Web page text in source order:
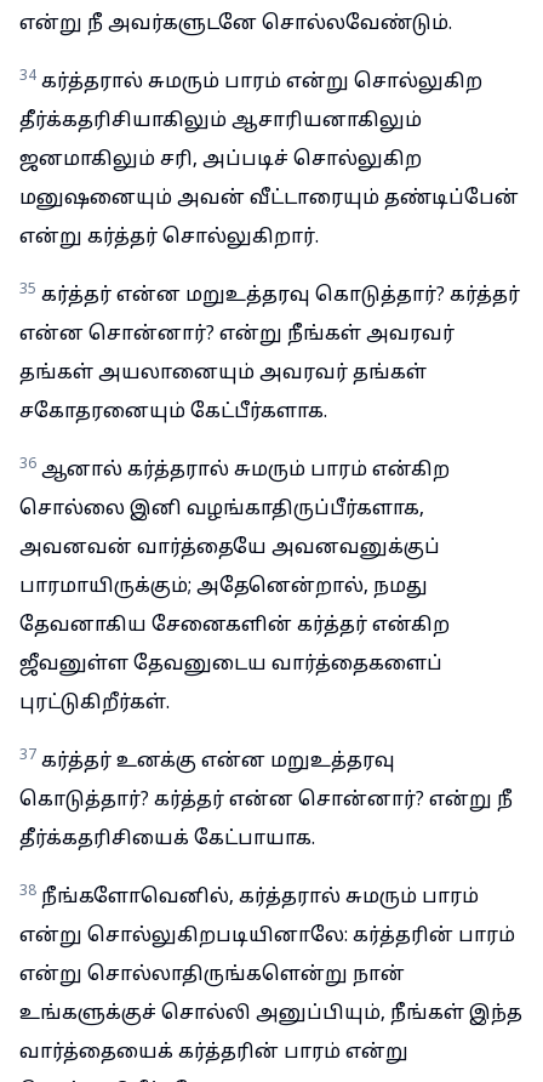
என்று நீ அவர்களுடனே சொல்லவேண்டும்.
34 கர்த்தரால் சுமரும் பாரம் என்று சொல்லுகிற
தீர்க்கதரிசியாகிலும் ஆசாரியனாகிலும்
ஜனமாகிலும் சரி, அப்படிச் சொல்லுகிற
மனுஷனையும் அவன் வீட்டாரையும் தண்டிப்பேன்
என்று கர்த்தர் சொல்லுகிறார்.
35 கர்த்தர் என்ன மறுஉத்தரவு கொடுத்தார்? கர்த்தர்
என்ன சொன்னார்? என்று நீங்கள் அவரவர்
தங்கள் அயலானையும் அவரவர் தங்கள்
சகோதரனையும் கேட்பீர்களாக.
36 ஆனால் கர்த்தரால் சுமரும் பாரம் என்கிற
சொல்லை இனி வழங்காதிருப்பீர்களாக,
அவனவன் வார்த்தையே அவனவனுக்குப்
பாரமாயிருக்கும்; அதேனென்றால், நமது
தேவனாகிய சேனைகளின் கர்த்தர் என்கிற
ஜீவனுள்ள தேவனுடைய வார்த்தைகளைப்
புரட்டுகிறீர்கள்.
37 கர்த்தர் உனக்கு என்ன மறுஉத்தரவு
கொடுத்தார்? கர்த்தர் என்ன சொன்னார்? என்று நீ
தீர்க்கதரிசியைக் கேட்பாயாக.
38 நீங்களோவெனில், கர்த்தரால் சுமரும் பாரம்
என்று சொல்லுகிறபடியினாலே: கர்த்தரின் பாரம்
என்று சொல்லாதிருங்களென்று நான்
உங்களுக்குச் சொல்லி அனுப்பியும், நீங்கள் இந்த
வார்த்தையைக் கர்த்தரின் பாரம் என்று